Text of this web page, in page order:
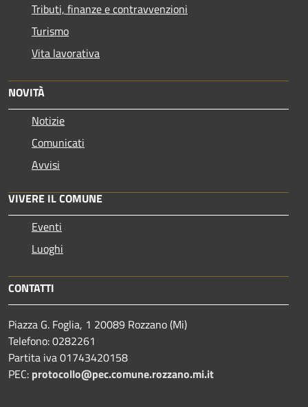
Tributi, finanze e contravvenzioni
Turismo
Vita lavorativa
NOVITÀ
Notizie
Comunicati
Avvisi
VIVERE IL COMUNE
Eventi
Luoghi
CONTATTI
Piazza G. Foglia, 1 20089 Rozzano (Mi)
Telefono: 0282261
Partita iva 01743420158
PEC: protocollo@pec.comune.rozzano.mi.it